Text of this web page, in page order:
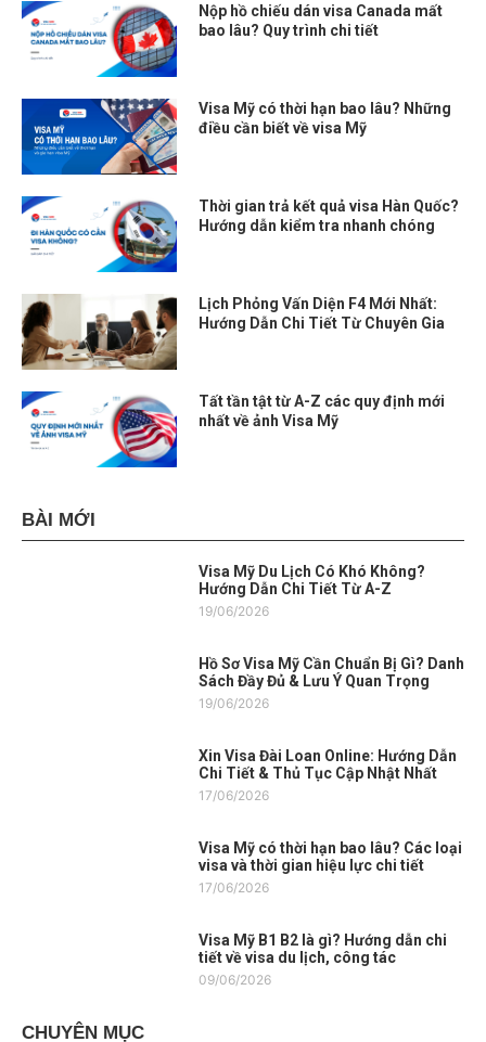
Nộp hồ chiếu dán visa Canada mất
bao lâu? Quy trình chi tiết
Visa Mỹ có thời hạn bao lâu? Những
điều cần biết về visa Mỹ
Thời gian trả kết quả visa Hàn Quốc?
Hướng dẫn kiểm tra nhanh chóng
Lịch Phỏng Vấn Diện F4 Mới Nhất:
Hướng Dẫn Chi Tiết Từ Chuyên Gia
Tất tần tật từ A-Z các quy định mới
nhất về ảnh Visa Mỹ
BÀI MỚI
Visa Mỹ Du Lịch Có Khó Không?
Hướng Dẫn Chi Tiết Từ A-Z
19/06/2026
Hồ Sơ Visa Mỹ Cần Chuẩn Bị Gì? Danh
Sách Đầy Đủ & Lưu Ý Quan Trọng
19/06/2026
Xin Visa Đài Loan Online: Hướng Dẫn
Chi Tiết & Thủ Tục Cập Nhật Nhất
17/06/2026
Visa Mỹ có thời hạn bao lâu? Các loại
visa và thời gian hiệu lực chi tiết
17/06/2026
Visa Mỹ B1 B2 là gì? Hướng dẫn chi
tiết về visa du lịch, công tác
09/06/2026
CHUYÊN MỤC